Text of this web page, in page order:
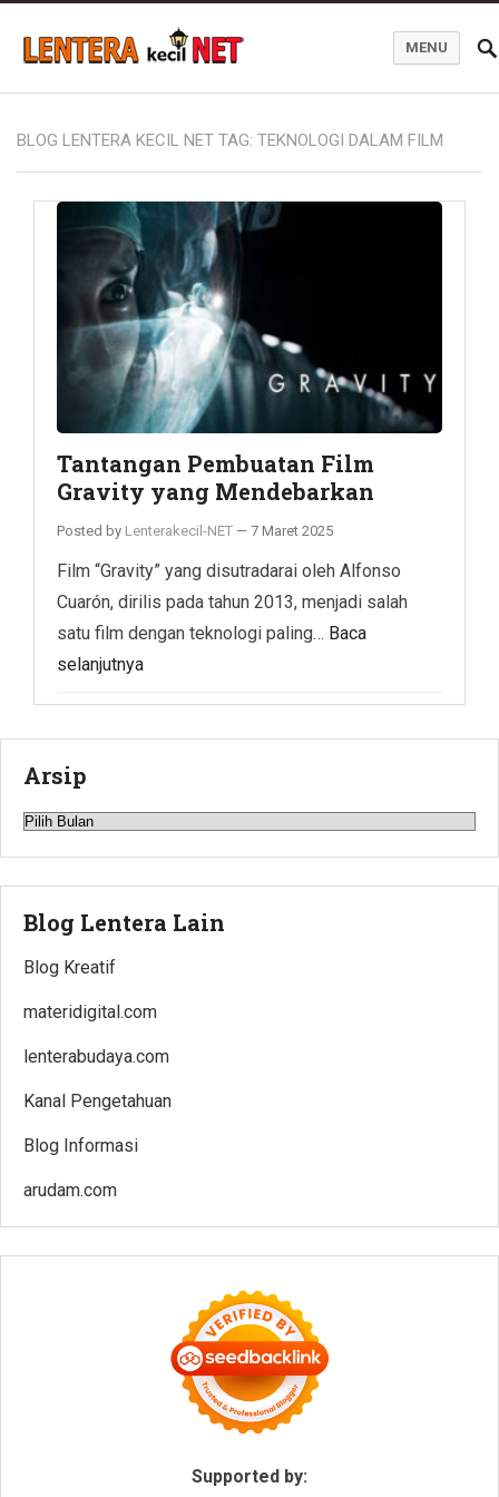
MENU
BLOG LENTERA KECIL NET TAG: TEKNOLOGI DALAM FILM
Tantangan Pembuatan Film
Gravity yang Mendebarkan
Posted by Lenterakecil-NET — 7 Maret 2025
Film “Gravity” yang disutradarai oleh Alfonso
Cuarón, dirilis pada tahun 2013, menjadi salah
satu film dengan teknologi paling… Baca
selanjutnya
Arsip
Arsip
Blog Lentera Lain
Blog Kreatif
materidigital.com
lenterabudaya.com
Kanal Pengetahuan
Blog Informasi
arudam.com
Supported by: